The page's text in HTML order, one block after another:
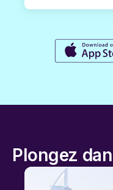
Plongez